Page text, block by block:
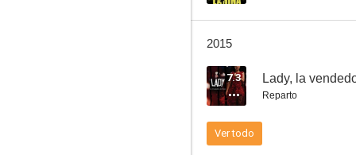
2015
7.3 Lady, la
Reparto
Ver todo